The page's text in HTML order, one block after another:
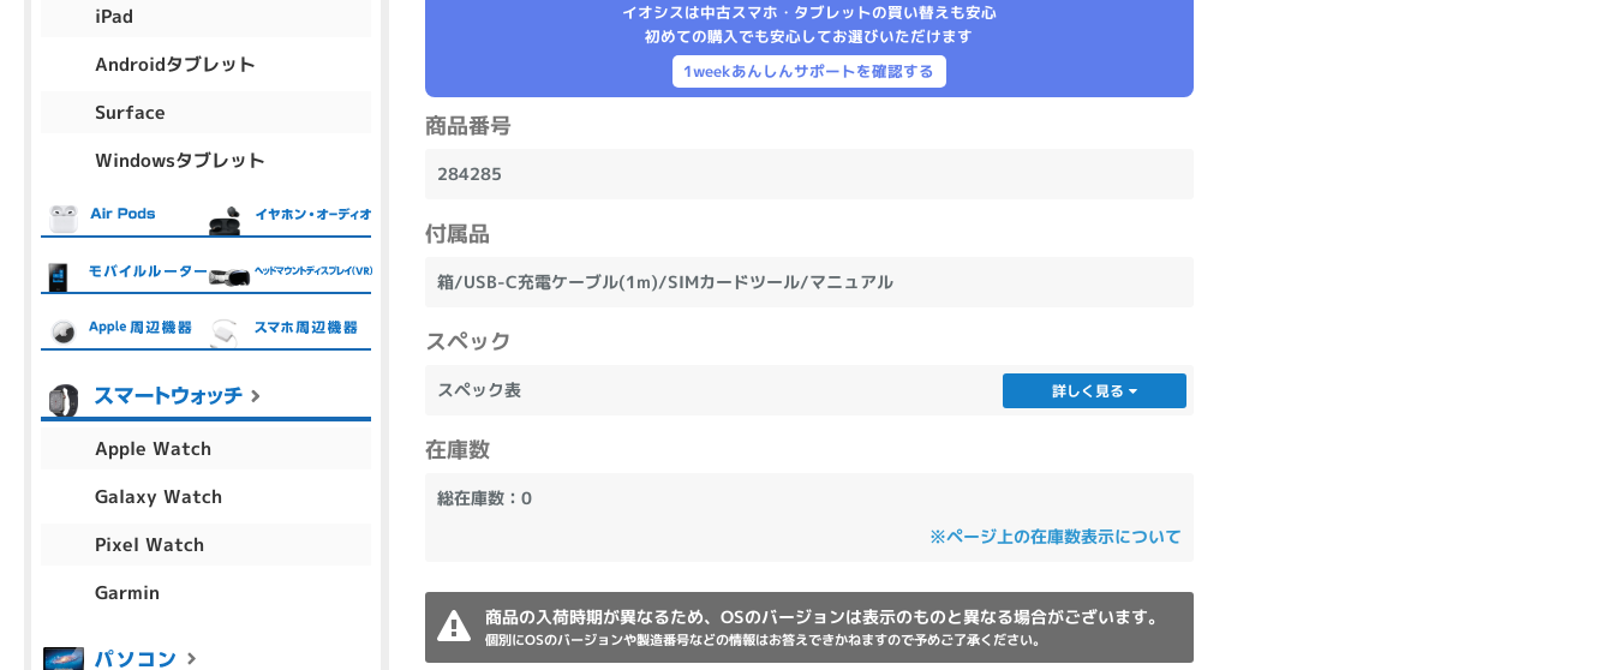
イオシスは中古スマホ・タブレットの買い替えも安心
初めての購入でも安心してお選びいただけます
1weekあんしんサポートを確認する
商品番号
284285
付属品
箱/USB-C充電ケーブル(1m)/SIMカードツール/マニュアル
スペック
スペック表 詳しく見る
在庫数
総在庫数：0
※ページ上の在庫数表示について
商品の入荷時期が異なるため、OSのバージョンは表示のものと異なる場合がございます。
個別にOSのバージョンや製造番号などの情報はお答えできかねますので予めご了承ください。
iPad
Androidタブレット
Surface
Windowsタブレット
Apple Watch
Galaxy Watch
Pixel Watch
Garmin
商品の搭載機能による絞り込み
Webカメラ内蔵
ドライブ
ランク
商品状態の絞り込み
新品/未使用 中古 新品 Aランク Bランク Ryzen 7
MacOS ChromeOS その他
~